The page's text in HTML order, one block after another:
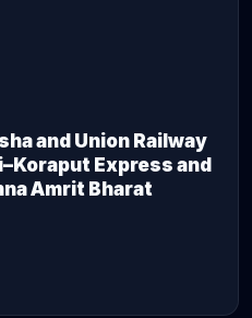
and Union Railway
Express and
Amrit Bharat